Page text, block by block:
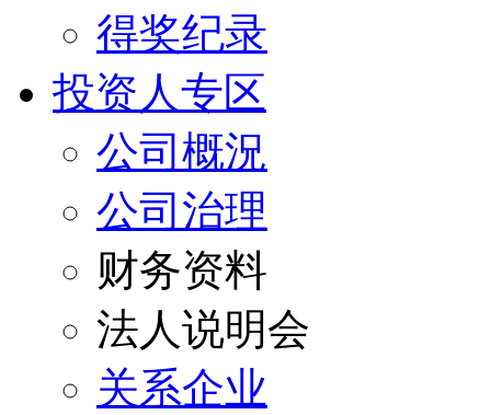
得奖纪录
投资人专区
公司概況
公司治理
财务资料
法人说明会
关系企业